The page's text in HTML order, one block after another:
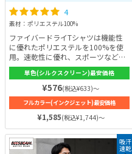
4
素材：ポリエステル100%
ファイバードライTシャツは機能性
に優れたポリエステルを100%を使
用。速乾性に優れ、スポーツなどの
アクティブシーンはもちろん、日常
シーンなど様々なシーンで活用でき
る万能アイテムです。汗をかいても
快適な着心地を得られるでしょう♪
カラー展開は全20色と豊富です！サ
イズは全12展開なので、お子さまか
ら大人までご自身に合ったサイズが
見つかります。
単色(シルクスクリーン)最安価格
¥576(税込¥633)～
フルカラー(インクジェット)最安価格
¥1,585(税込¥1,744)～
吸汗
速乾